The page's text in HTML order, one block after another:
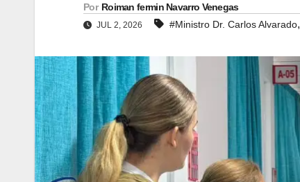
Por Roiman fermin Navarro Venegas
JUL 2, 2026 #Ministro Dr. Carlos Alvarado,